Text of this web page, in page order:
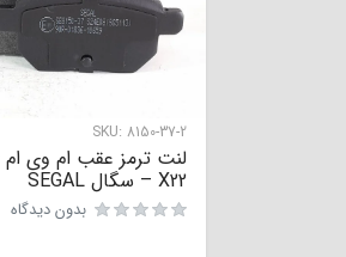
SKU: 8150-37-2
– X22 سگال SEGAL
بدون دیدگاه